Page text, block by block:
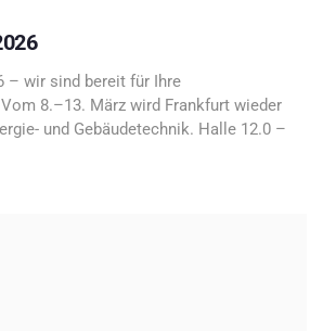
– wir sind bereit für Ihre
8.–13. März wird Frankfurt wieder
und Gebäudetechnik. Halle 12.0 –